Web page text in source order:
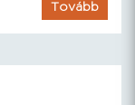
Tovább